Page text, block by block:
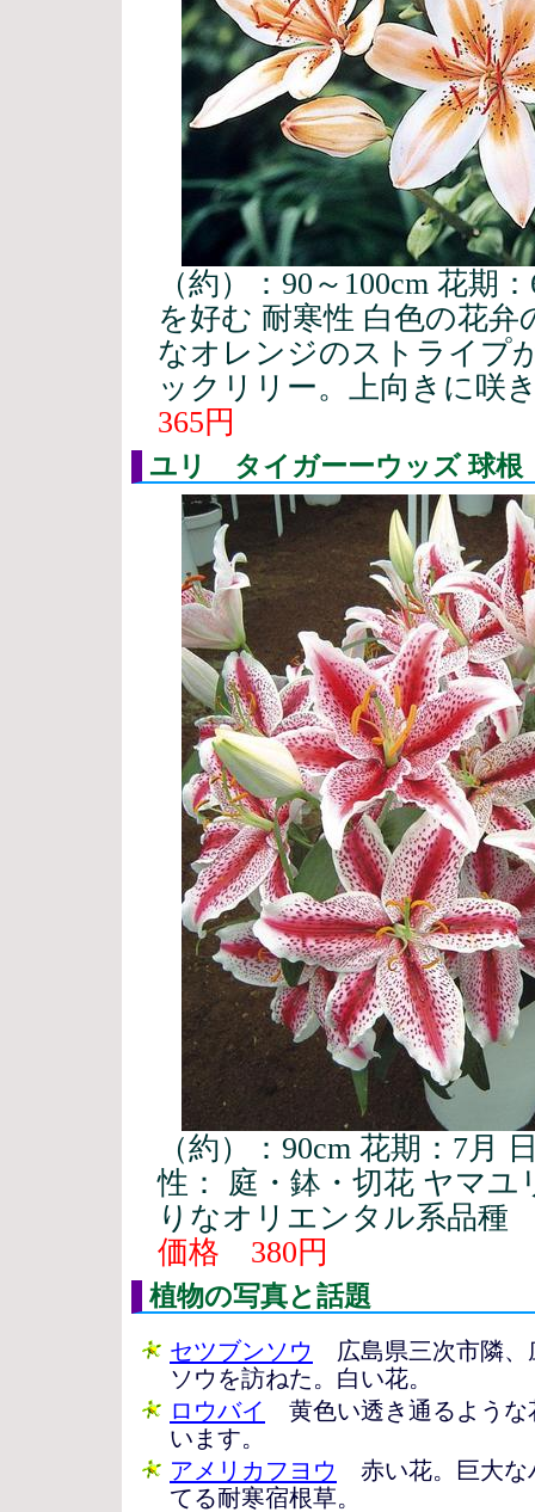
（約）：90～100cm 花期
を好む 耐寒性 白色の花
なオレンジのストライプ
ックリリー。上向きに咲
365円
ユリ タイガーーウッズ 球根
（約）：90cm 花期：7月
性： 庭・鉢・切花 ヤマユ
りなオリエンタル系品種
価格 380円
植物の写真と話題
セツブンソウ
広島県三次市隣、
ソウを訪ねた。白い花。
ロウバイ
黄色い透き通るような
います。
アメリカフヨウ
赤い花。巨大な
てる耐寒宿根草。